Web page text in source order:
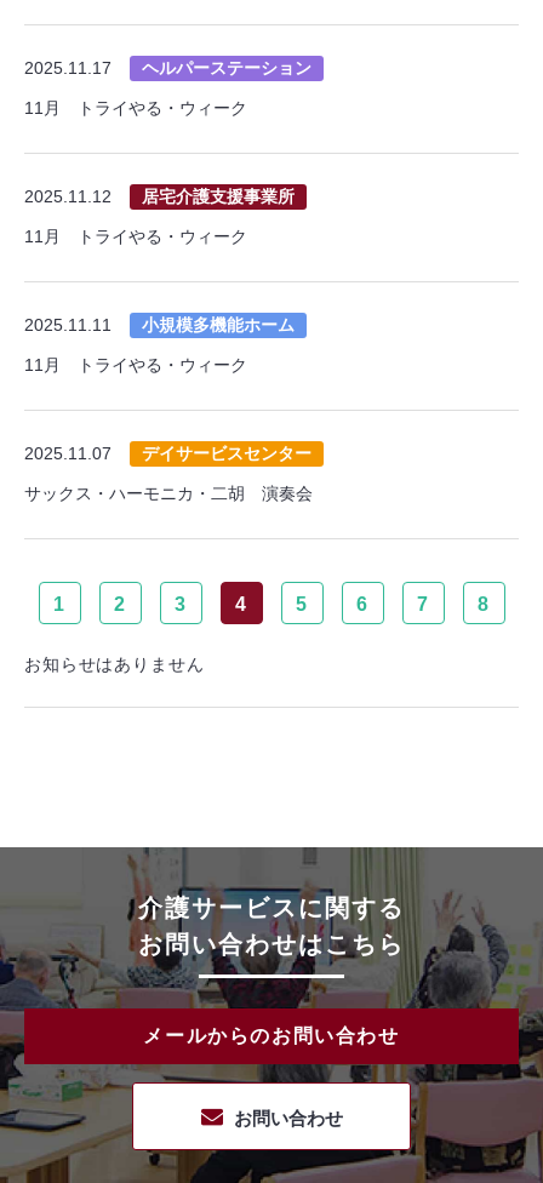
2025.11.17 ヘルパーステーション
11月 トライやる・ウィーク
2025.11.12 居宅介護支援事業所
11月 トライやる・ウィーク
2025.11.11 小規模多機能ホーム
11月 トライやる・ウィーク
2025.11.07 デイサービスセンター
サックス・ハーモニカ・二胡 演奏会
1 2 3 4 5 6 7 8
お知らせはありません
介護サービスに関する
お問い合わせはこちら
メールからのお問い合わせ
お問い合わせ